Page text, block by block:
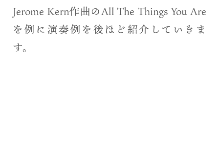
Jerome Kern作曲のAll The Things You Are
を例に演奏例を後ほど紹介していきま
す。